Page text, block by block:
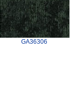
GA36306